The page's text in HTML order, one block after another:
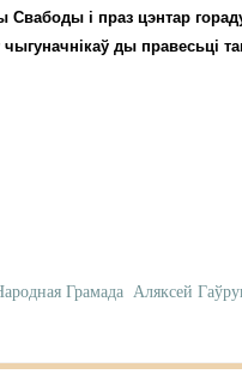
Свабоды і праз цэнтар
ды правесьці
Грамада Аляксей